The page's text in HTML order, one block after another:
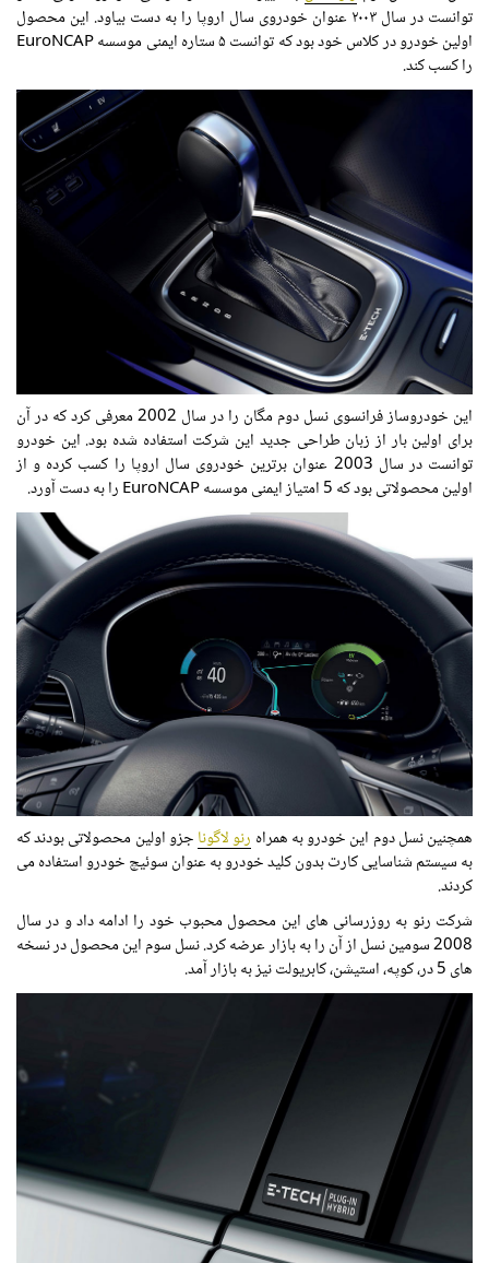
توانست در سال ۲۰۰۳ عنوان خودروی سال اروپا را به دست بیاود. این محصول
اولین خودرو در کلاس خود بود که توانست ۵ ستاره ایمنی موسسه EuroNCAP
را کسب کند.
این خودروساز فرانسوی نسل دوم مگان را در سال 2002 معرفی کرد که در آن
برای اولین بار از زبان طراحی جدید این شرکت استفاده شده بود. این خودرو
توانست در سال 2003 عنوان برترین خودروی سال اروپا را کسب کرده و از
اولین محصولاتی بود که 5 امتیاز ایمنی موسسه EuroNCAP را به دست آورد.
همچنین نسل دوم این خودرو به همراه رنو لاگوناجزو اولین محصولاتی بودند که
به سیستم شناسایی کارت بدون کلید خودرو به عنوان سوئیچ خودرو استفاده می
کردند.
شرکت رنو به روزرسانی های این محصول محبوب خود را ادامه داد و در سال
2008 سومین نسل از آن را به بازار عرضه کرد. نسل سوم این محصول در نسخه
های 5 در، کوپه، استیشن، کابریولت نیز به بازار آمد.